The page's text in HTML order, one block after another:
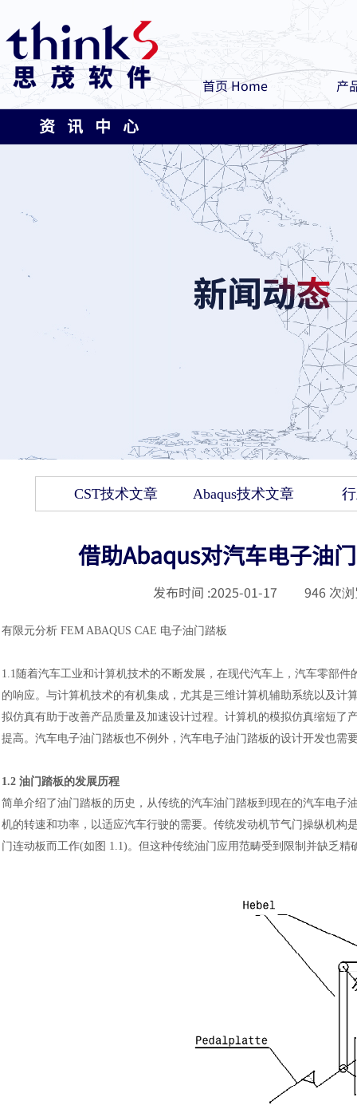
首页 Home 产
资 讯 中 心
CST技术文章 Abaqus技术文章
借助Abaqus对汽车电子油
发布时间 :2025-01-17 946 次
有限元分析 FEM ABAQUS CAE 电子油门踏板
1.1随着汽车工业和计算机技术的不断发展，在现代汽车上，汽车零部
的响应。与计算机技术的有机集成，尤其是三维计算机辅助系统以及
拟仿真有助于改善产品质量及加速设计过程。计算机的模拟仿真缩短
提高。汽车电子油门踏板也不例外，汽车电子油门踏板的设计开发也需
1.2 油门踏板的发展历程
简单介绍了油门踏板的历史，从传统的汽车油门踏板到现在的汽车电
机的转速和功率，以适应汽车行驶的需要。传统发动机节气门操纵机构
门连动板而工作(如图 1.1)。但这种传统油门应用范畴受到限制并缺乏